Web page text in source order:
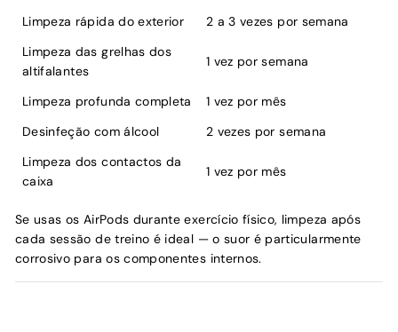
Limpeza rápida do exterior
2 a 3 vezes por semana
Limpeza das grelhas dos
altifalantes
1 vez por semana
Limpeza profunda completa
1 vez por mês
Desinfeção com álcool
2 vezes por semana
Limpeza dos contactos da
caixa
1 vez por mês
Se usas os AirPods durante exercício físico, limpeza após
cada sessão de treino é ideal — o suor é particularmente
corrosivo para os componentes internos.